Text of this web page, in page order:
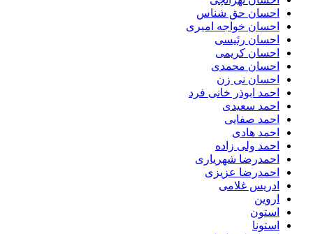
احسان حق شناس
احسان خواجه امیری
احسان رئیسی
احسان کریمی
احسان محمدی
احسان نی زن
احمد ابوذر خانی فرد
احمد سعیدی
احمد صفایی
احمد هادی
احمد ولی زاده
احمدرضا شهریاری
احمدرضا عزیزی
ادریس غلامی
اروین
استون
استونا